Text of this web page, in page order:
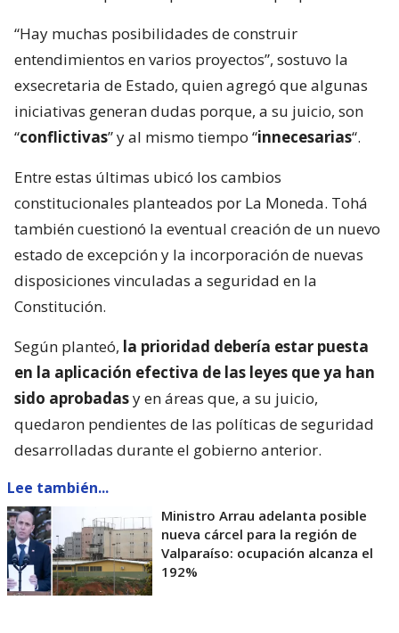
“Hay muchas posibilidades de construir
entendimientos en varios proyectos”, sostuvo la
exsecretaria de Estado, quien agregó que algunas
iniciativas generan dudas porque, a su juicio, son
“conflictivas” y al mismo tiempo “innecesarias“.
Entre estas últimas ubicó los cambios
constitucionales planteados por La Moneda. Tohá
también cuestionó la eventual creación de un nuevo
estado de excepción y la incorporación de nuevas
disposiciones vinculadas a seguridad en la
Constitución.
Según planteó, la prioridad debería estar puesta
en la aplicación efectiva de las leyes que ya han
sido aprobadasy en áreas que, a su juicio,
quedaron pendientes de las políticas de seguridad
desarrolladas durante el gobierno anterior.
Lee también...
Ministro Arrau adelanta posible
nueva cárcel para la región de
Valparaíso: ocupación alcanza el
192%